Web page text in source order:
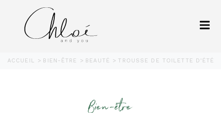
ACCUEIL BIEN-ÊTRE BEAUTÉ TROUSSE DE TOILETTE D'ÉTÉ
Bien-être